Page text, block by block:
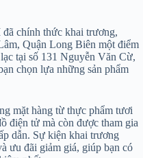
chính thức khai trương,
Quận Long Biên một điểm
tại số 131 Nguyễn Văn Cừ,
chọn lựa những sản phẩm
mặt hàng từ thực phẩm tươi
điện tử mà còn được tham gia
dẫn. Sự kiện khai trương
ưu đãi giảm giá, giúp bạn có